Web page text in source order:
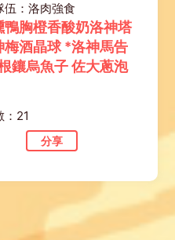
伍：洛肉強食
鴨胸橙香酸奶洛神塔
梅酒晶球 *洛神馬告
鑲烏魚子 佐大蔥泡
：21
分享